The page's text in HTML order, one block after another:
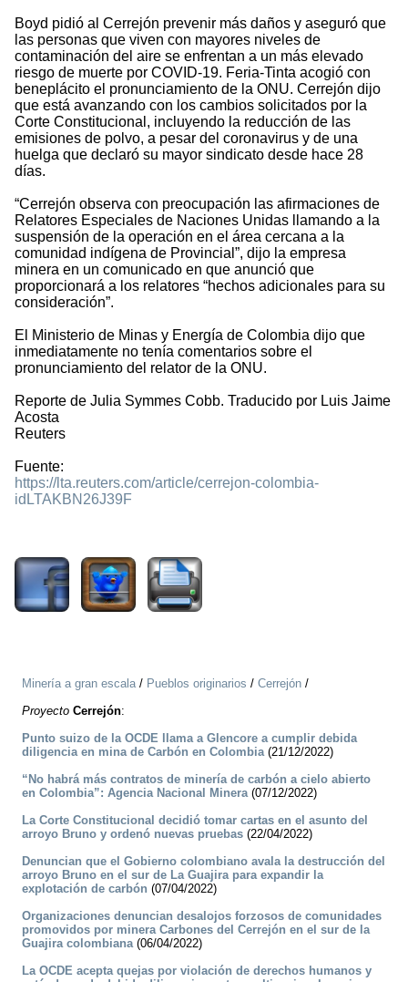
Boyd pidió al Cerrejón prevenir más daños y aseguró que
las personas que viven con mayores niveles de
contaminación del aire se enfrentan a un más elevado
riesgo de muerte por COVID-19. Feria-Tinta acogió con
beneplácito el pronunciamiento de la ONU. Cerrejón dijo
que está avanzando con los cambios solicitados por la
Corte Constitucional, incluyendo la reducción de las
emisiones de polvo, a pesar del coronavirus y de una
huelga que declaró su mayor sindicato desde hace 28
días.
“Cerrejón observa con preocupación las afirmaciones de
Relatores Especiales de Naciones Unidas llamando a la
suspensión de la operación en el área cercana a la
comunidad indígena de Provincial”, dijo la empresa
minera en un comunicado en que anunció que
proporcionará a los relatores “hechos adicionales para su
consideración”.
El Ministerio de Minas y Energía de Colombia dijo que
inmediatamente no tenía comentarios sobre el
pronunciamiento del relator de la ONU.
Reporte de Julia Symmes Cobb. Traducido por Luis Jaime
Acosta
Reuters
Fuente:
https://lta.reuters.com/article/cerrejon-colombia-
idLTAKBN26J39F
Minería a gran escala/ Pueblos originarios / Cerrejón /
Proyecto Cerrejón:
Punto suizo de la OCDE llama a Glencore a cumplir debida
diligencia en mina de Carbón en Colombia(21/12/2022)
“No habrá más contratos de minería de carbón a cielo abierto
en Colombia”: Agencia Nacional Minera(07/12/2022)
La Corte Constitucional decidió tomar cartas en el asunto del
arroyo Bruno y ordenó nuevas pruebas (22/04/2022)
Denuncian que el Gobierno colombiano avala la destrucción del
arroyo Bruno en el sur de La Guajira para expandir la
explotación de carbón (07/04/2022)
Organizaciones denuncian desalojos forzosos de comunidades
promovidos por minera Carbones del Cerrejón en el sur de la
Guajira colombiana(06/04/2022)
La OCDE acepta quejas por violación de derechos humanos y